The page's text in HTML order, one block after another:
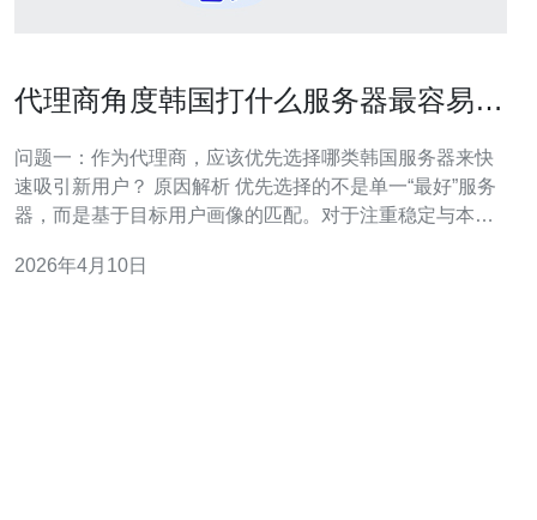
代理商角度韩国打什么服务器最容易吸
问题一：作为代理商，应该优先选择哪类韩国服务器来快
速吸引新用户？ 原因解析 优先选择的不是单一“最好”服务
器，而是基于目标用户画像的匹配。对于注重稳定与本地
外韩语玩家或二次转化用户，混服或国际服更合适。作为
2026年4月10日